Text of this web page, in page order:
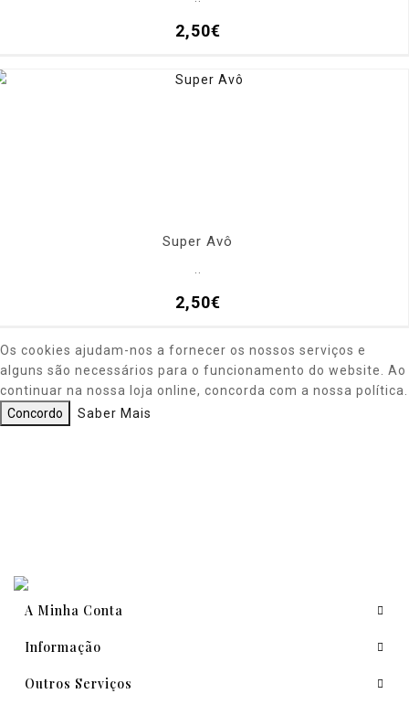
2,50€
Super Avô
2,50€
Os cookies ajudam-nos a fornecer os nossos serviços e
alguns são necessários para o funcionamento do website. Ao
continuar na nossa loja online, concorda com a nossa política.
Concordo
Saber Mais
A Minha Conta
Informação
Outros Serviços